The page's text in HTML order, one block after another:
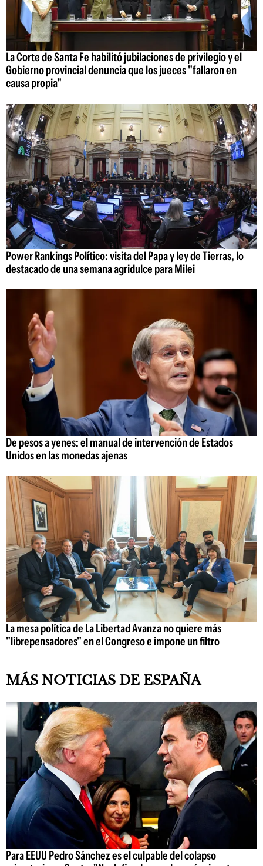
La Corte de Santa Fe habilitó jubilaciones de privilegio y el
Gobierno provincial denuncia que los jueces "fallaron en
causa propia"
Power Rankings Político: visita del Papa y ley de Tierras, lo
destacado de una semana agridulce para Milei
De pesos a yenes: el manual de intervención de Estados
Unidos en las monedas ajenas
La mesa política de La Libertad Avanza no quiere más
"librepensadores" en el Congreso e impone un filtro
MÁS NOTICIAS DE ESPAÑA
Para EEUU Pedro Sánchez es el culpable del colapso